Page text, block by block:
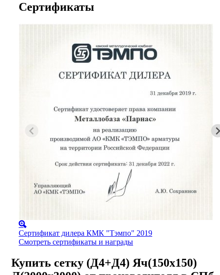
Сертификаты
Сертификат дилера КМК "Тэмпо" 2019
Смотреть сертификаты и награды
Купить сетку (Д4+Д4) Яч(150х150)